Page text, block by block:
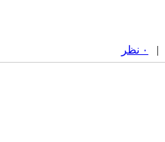
۰ نظر